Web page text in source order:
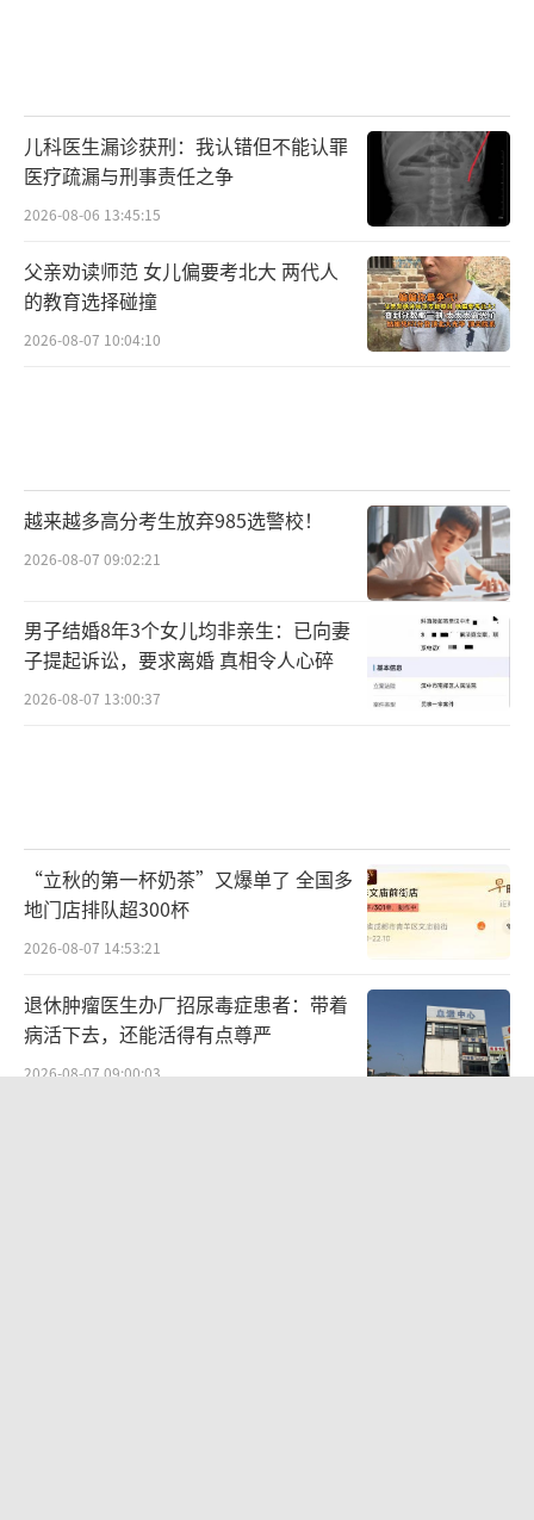
儿科医生漏诊获刑：我认错但不能认罪
医疗疏漏与刑事责任之争
2026-08-06 13:45:15
父亲劝读师范 女儿偏要考北大 两代人
的教育选择碰撞
2026-08-07 10:04:10
越来越多高分考生放弃985选警校！
2026-08-07 09:02:21
男子结婚8年3个女儿均非亲生：已向妻
子提起诉讼，要求离婚 真相令人心碎
2026-08-07 13:00:37
“立秋的第一杯奶茶”又爆单了 全国多
地门店排队超300杯
2026-08-07 14:53:21
退休肿瘤医生办厂招尿毒症患者：带着
病活下去，还能活得有点尊严
2026-08-07 09:00:03